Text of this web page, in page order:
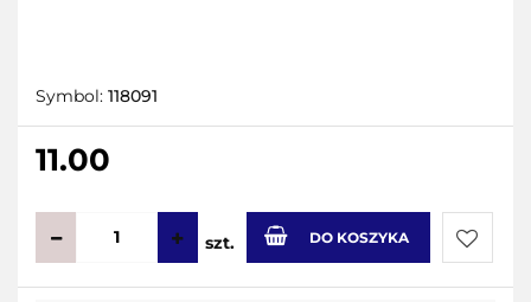
Symbol: 118091
11.00
szt. DO KOSZYKA
Do